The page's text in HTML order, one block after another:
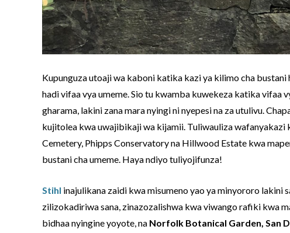
Kupunguza utoaji wa kaboni katika kazi ya kilimo cha
hadi vifaa vya umeme. Sio tu kwamba kuwekeza katika vifaa
gharama, lakini zana mara nyingi ni nyepesi na za utulivu.
kujitolea kwa uwajibikaji wa kijamii. Tuliwauliza wafanyakazi
Cemetery, Phipps Conservatory na Hillwood Estate kwa
bustani cha umeme. Haya ndiyo tuliyojifunza!
Stihl inajulikana zaidi kwa misumeno yao ya minyororo lakini
zilizokadiriwa sana, zinazozalishwa kwa viwango rafiki kwa
bidhaa nyingine yoyote, na Norfolk Botanical Garden, San